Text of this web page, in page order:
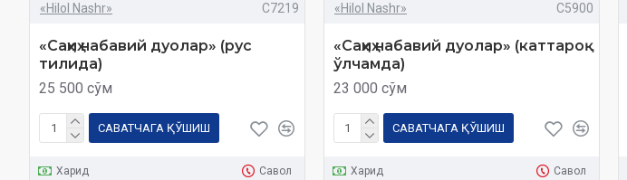
«Hilol Nashr» C7219
«Саҳиҳ набавий дуолар» (рус
тилида)
25 500 сўм
САВАТЧАГА ҚЎШИШ
Харид Савол
«Hilol Nashr» C5900
«Саҳиҳ набавий дуолар» (каттароқ
ўлчамда)
23 000 сўм
САВАТЧАГА ҚЎШИШ
Харид Савол